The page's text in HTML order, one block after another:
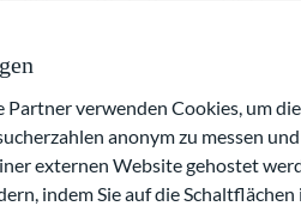
Eine stringente Due-
sicher. Diese flexible,
die eine kostengünstige
kann die frühere
Partner verwenden Cookies, um
anonym zu messen
externen Website gehostet
indem Sie auf die